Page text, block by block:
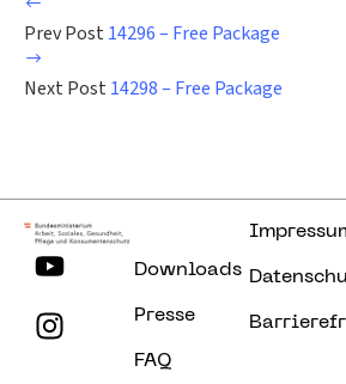
Prev Post 14296 – Free Package
Next Post 14298 – Free Package
Downloads
Presse
FAQ